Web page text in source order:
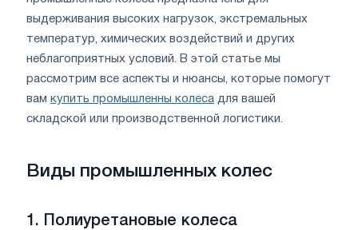
выдерживания высоких нагрузок, экстремальных
температур, химических воздействий и других
неблагоприятных условий. В этой статье мы
рассмотрим все аспекты и нюансы, которые помогут
вам купить промышленны колеса для вашей
складской или производственной логистики.
Виды промышленных колес
1. Полиуретановые колеса